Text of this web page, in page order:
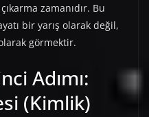
zamanıdır. Bu
bir yarış olarak değil,
görmektir.
Adımı:
(Kimlik)